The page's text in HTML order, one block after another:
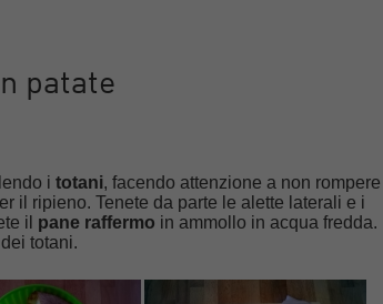
patate
itotani, facendo attenzione a non
il ripieno. Tenete da parte le alette laterali e i
il pane raffermo in ammollo in acqua fredda.
totani.